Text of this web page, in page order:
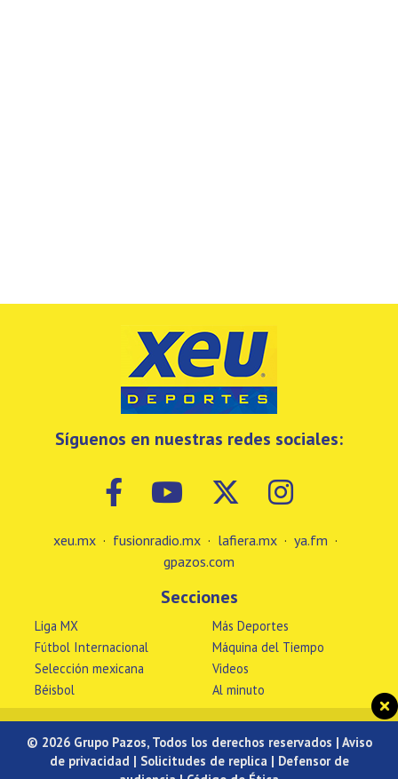
Síguenos en nuestras redes sociales:
xeu.mx · fusionradio.mx · lafiera.mx · ya.fm ·
gpazos.com
Secciones
Liga MX
Fútbol Internacional
Selección mexicana
Béisbol
Más Deportes
Máquina del Tiempo
Videos
Al minuto
© 2026 Grupo Pazos, Todos los derechos reservados | Aviso
de privacidad | Solicitudes de replica| Defensor de